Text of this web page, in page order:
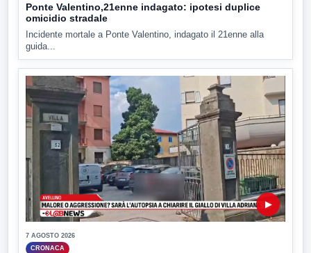
Ponte Valentino,21enne indagato: ipotesi duplice
omicidio stradale
Incidente mortale a Ponte Valentino, indagato il 21enne alla
guida...
▶
7 AGOSTO 2026
CRONACA